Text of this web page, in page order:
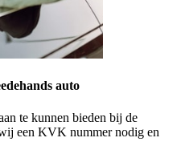
auto
te kunnen bieden bij de
een KVK nummer nodig en